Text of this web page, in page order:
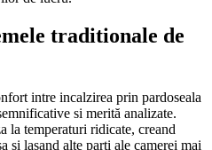
traditionale de
intre incalzirea prin pardoseala
si merită analizate.
la temperaturi ridicate, creand
si lasand alte parti ale camerei mai